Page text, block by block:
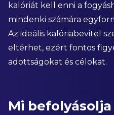
kalóriát kell enni a
mindenki számára
Az ideális kalóriabevitel
eltérhet, ezért fontos
adottságokat és célokat.
Mi